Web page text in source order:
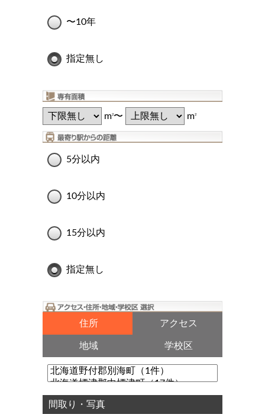
〜10年
指定無し
m2〜 m2
5分以内
10分以内
15分以内
指定無し
住所 アクセス
地域 学校区
間取り・写真